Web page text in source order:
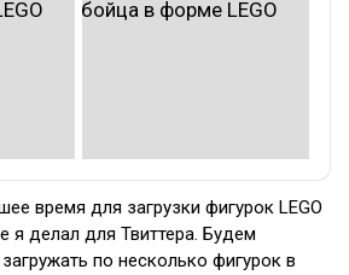
время для загрузки фигурок LEGO
я делал для Твиттера. Будем
по несколько фигурок в